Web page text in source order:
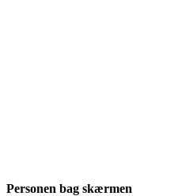
Personen bag skærmen